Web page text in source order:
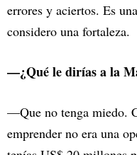
errores y aciertos. Es
considero una fortaleza.
—¿Qué le dirías a la
—Que no tenga miedo.
emprender no era una